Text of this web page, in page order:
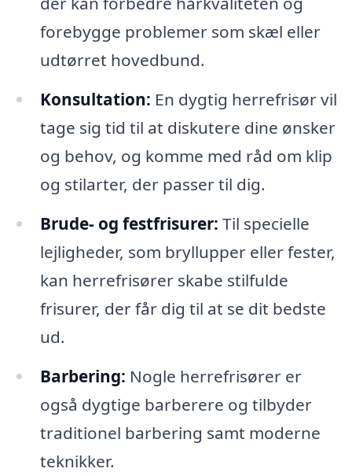
forebygge problemer som skæl eller
udtørret hovedbund.
Konsultation: En dygtig herrefrisør vil
tage sig tid til at diskutere dine ønsker
og behov, og komme med råd om klip
og stilarter, der passer til dig.
Brude- og festfrisurer: Til specielle
lejligheder, som bryllupper eller fester,
kan herrefrisører skabe stilfulde
frisurer, der får dig til at se dit bedste
ud.
Barbering: Nogle herrefrisører er
også dygtige barberere og tilbyder
traditionel barbering samt moderne
teknikker.